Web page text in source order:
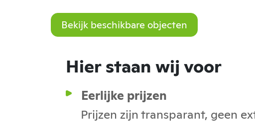
Bekijk beschikbare objecten
Hier staan wij voor
Eerlijke prijzen
Prijzen zijn transparant, geen